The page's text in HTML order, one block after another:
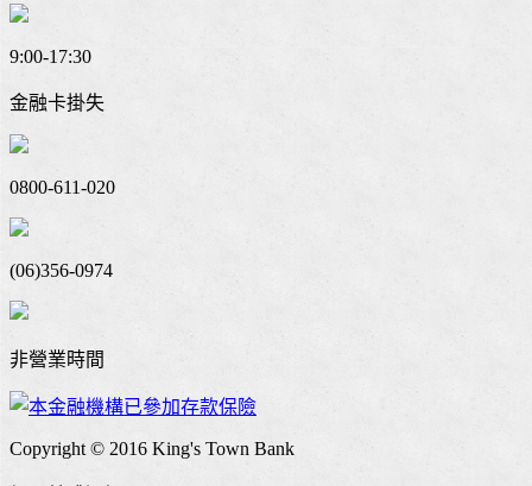
9:00-17:30
金融卡掛失
0800-611-020
(06)356-0974
非營業時間
Copyright © 2016 King's Town Bank